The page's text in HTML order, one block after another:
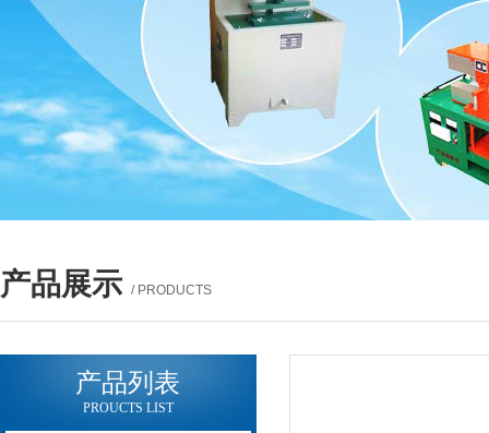
产品展示 / PRODUCTS
产品列表
PROUCTS LIST